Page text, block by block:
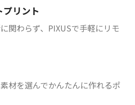
プリント
関わらず、PIXUSで手軽にリモ
材を選んでかんたんに作れるポ